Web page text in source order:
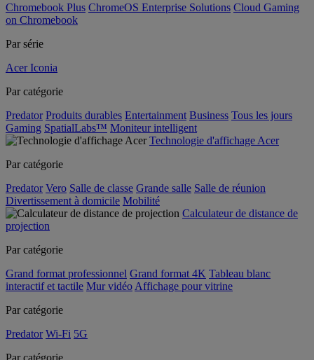
Chromebook Plus ChromeOS Enterprise Solutions Cloud Gaming
on Chromebook
Par série
Acer Iconia
Par catégorie
Predator Produits durables Entertainment Business Tous les jours
Gaming SpatialLabs™ Moniteur intelligent
Technologie d'affichage Acer
Par catégorie
Predator Vero Salle de classe Grande salle Salle de réunion
Divertissement à domicile Mobilité
Calculateur de distance de
projection
Par catégorie
Grand format professionnel Grand format 4K Tableau blanc
interactif et tactile Mur vidéo Affichage pour vitrine
Par catégorie
Predator Wi-Fi 5G
Par catégorie